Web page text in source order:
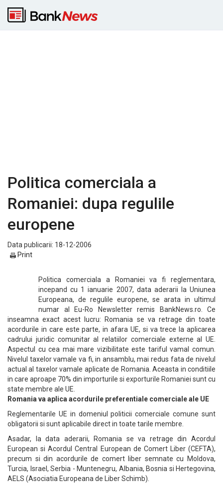
Politica comerciala a
Romaniei: dupa regulile
europene
Data publicarii: 18-12-2006
Print
Politica comerciala a Romaniei va fi reglementara,
incepand cu 1 ianuarie 2007, data aderarii la Uniunea
Europeana, de regulile europene, se arata in ultimul
numar al Eu-Ro Newsletter remis BankNews.ro. Ce
inseamna exact acest lucru: Romania se va retrage din toate
acordurile in care este parte, in afara UE, si va trece la aplicarea
cadrului juridic comunitar al relatiilor comerciale externe al UE.
Aspectul cu cea mai mare vizibilitate este tariful vamal comun.
Nivelul taxelor vamale va fi, in ansamblu, mai redus fata de nivelul
actual al taxelor vamale aplicate de Romania. Aceasta in conditiile
in care aproape 70% din importurile si exporturile Romaniei sunt cu
state membre ale UE.
Romania va aplica acordurile preferentiale comerciale ale UE
Reglementarile UE in domeniul politicii comerciale comune sunt
obligatorii si sunt aplicabile direct in toate tarile membre.
Asadar, la data aderarii, Romania se va retrage din Acordul
European si Acordul Central European de Comert Liber (CEFTA),
precum si din acordurile de comert liber semnate cu Moldova,
Turcia, Israel, Serbia - Muntenegru, Albania, Bosnia si Hertegovina,
AELS (Asociatia Europeana de Liber Schimb).